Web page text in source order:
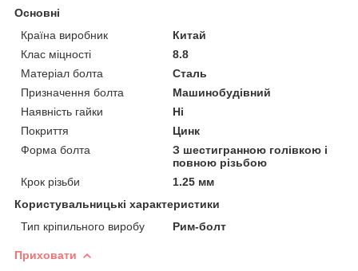
Основні
Країна виробник
Китай
Клас міцності
8.8
Матеріал болта
Сталь
Призначення болта
Машинобудівний
Наявність гайки
Ні
Покриття
Цинк
Форма болта
З шестигранною голівкою і
повною різьбою
Крок різьби
1.25 мм
Користувальницькі характеристики
Тип кріпильного виробу
Рим-болт
Приховати